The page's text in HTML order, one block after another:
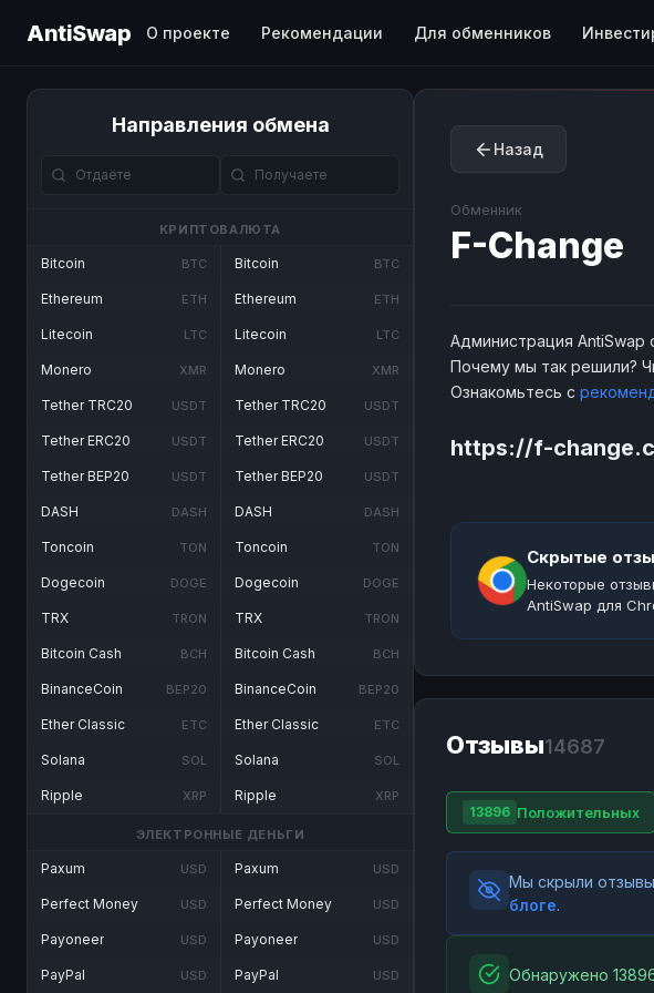
AntiSwap О проекте Рекомендации Для обменников
Направления обмена
КРИПТОВАЛЮТА
Bitcoin BTC
Ethereum ETH
Litecoin LTC
Monero XMR
Tether TRC20 USDT
Tether ERC20 USDT
Tether BEP20 USDT
DASH DASH
Toncoin TON
Dogecoin DOGE
TRX TRON
Bitcoin Cash BCH
BinanceCoin BEP20
Ether Classic ETC
Solana SOL
Ripple XRP
Bitcoin BTC
Ethereum ETH
Litecoin LTC
Monero XMR
Tether TRC20 USDT
Tether ERC20 USDT
Tether BEP20 USDT
DASH DASH
Toncoin TON
Dogecoin DOGE
TRX TRON
Bitcoin Cash BCH
BinanceCoin BEP20
Ether Classic ETC
Solana SOL
Ripple XRP
ЭЛЕКТРОННЫЕ ДЕНЬГИ
Paxum USD
Perfect Money USD
Payoneer USD
PayPal USD
Paxum USD
Perfect Money USD
Payoneer USD
PayPal USD
Назад
Обменник
F-Change
Администрация AntiSwap
Почему мы так решили?
Ознакомьтесь с
https://f-
Скрытые
Некоторые
AntiSwap для
Отзывы14687
13896 Положительных
Мы скрыли
блоге.
Обнаружено